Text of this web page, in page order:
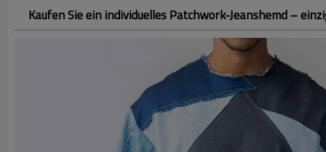
Kaufen Sie ein individuelles Patchwork-Jeanshemd –